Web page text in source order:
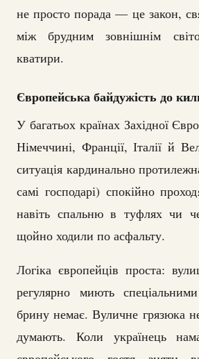
не просто порада — це закон,
між брудним зовнішнім
кватири.
Європейська байдужість до
У багатьох країнах Західної
Німеччині, Франції, Італії й
ситуація кардинально
самі господарі) спокійно
навіть спальню в туфлях чи
щойно ходили по асфальту.
Логіка європейців проста:
регулярно миють
брину немає. Вуличне грязюка
думають. Коли українець